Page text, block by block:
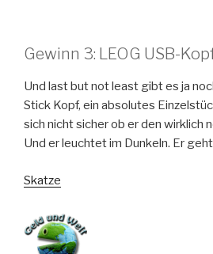
Gewinn 3: LEOG USB-
Und last but not least gibt es ja
Stick Kopf, ein absolutes
sich nicht sicher ob er den wirklich
Und er leuchtet im Dunkeln. Er geht
Skatze